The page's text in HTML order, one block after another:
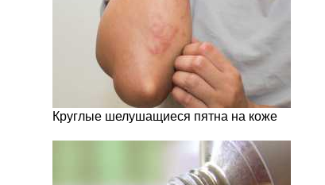
Круглые шелушащиеся пятна на коже